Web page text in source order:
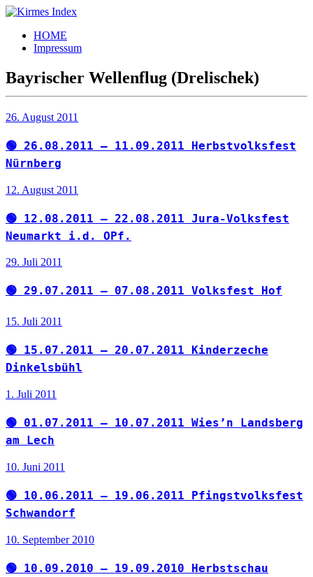
Zum
springen
Kirmes
Index
Tourpläne
der
letzten
Jahre
HOME
Impressum
Bayrischer Wellenflug (Drelischek)
26. August 2011
🟢 26.08.2011 – 11.09.2011 Herbstvolksfest
Nürnberg
12. August 2011
🟢 12.08.2011 – 22.08.2011 Jura-Volksfest
Neumarkt i.d. OPf.
29. Juli 2011
🟢 29.07.2011 – 07.08.2011 Volksfest Hof
15. Juli 2011
🟢 15.07.2011 – 20.07.2011 Kinderzeche
Dinkelsbühl
1. Juli 2011
🟢 01.07.2011 – 10.07.2011 Wies’n Landsberg
am Lech
10. Juni 2011
🟢 10.06.2011 – 19.06.2011 Pfingstvolksfest
Schwandorf
10. September 2010
🟢 10.09.2010 – 19.09.2010 Herbstschau